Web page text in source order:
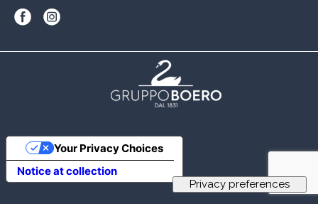
Notice at collection
Your Privacy Choices